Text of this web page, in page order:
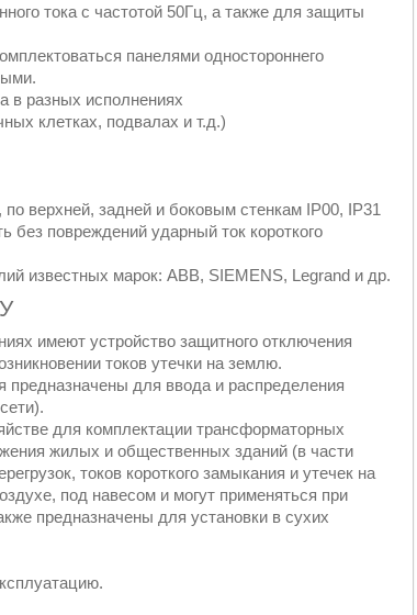
тока с частотой 50Гц, а также для защиты
панелями одностороннего
в разных исполнениях
клетках, подвалах и т.д.)
верхней, задней и боковым стенкам IP00, IP31
повреждений ударный ток короткого
известных марок: ABB, SIEMENS, Legrand и др.
имеют устройство защитного отключения
токов утечки на землю.
для ввода и распределения
для комплектации трансформаторных
жилых и общественных зданий (в части
токов короткого замыкания и утечек на
под навесом и могут применяться при
предназначены для установки в сухих